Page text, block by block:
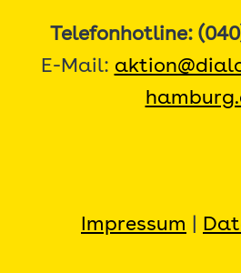
Telefonhotline:
E-Mail:
Impressum